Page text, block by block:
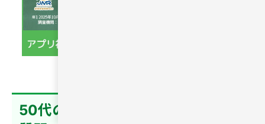
50代の出会い・恋活・婚活でよくある